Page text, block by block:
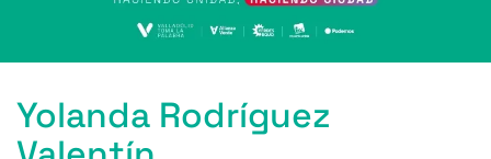
Yolanda Rodríguez